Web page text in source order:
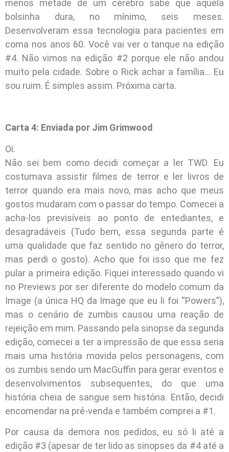
menos metade de um cérebro sabe que aquela
bolsinha dura, no mínimo, seis meses.
Desenvolveram essa tecnologia para pacientes em
coma nos anos 60. Você vai ver o tanque na edição
#4. Não vimos na edição #2 porque ele não andou
muito pela cidade. Sobre o Rick achar a família… Eu
sou ruim. É simples assim. Próxima carta.
Carta 4: Enviada por Jim Grimwood
Oi.
Não sei bem como decidi começar a ler TWD. Eu
costumava assistir filmes de terror e ler livros de
terror quando era mais novo, mas acho que meus
gostos mudaram com o passar do tempo. Comecei a
acha-los previsíveis ao ponto de entediantes, e
desagradáveis (Tudo bem, essa segunda parte é
uma qualidade que faz sentido no gênero do terror,
mas perdi o gosto). Acho que foi isso que me fez
pular a primeira edição. Fiquei interessado quando vi
no Previews por ser diferente do modelo comum da
Image (a única HQ da Image que eu li foi “Powers”),
mas o cenário de zumbis causou uma reação de
rejeição em mim. Passando pela sinopse da segunda
edição, comecei a ter a impressão de que essa seria
mais uma história movida pelos personagens, com
os zumbis sendo um MacGuffin para gerar eventos e
desenvolvimentos subsequentes, do que uma
história cheia de sangue sem história. Então, decidi
encomendar na pré-venda e também comprei a #1.
Por causa da demora nos pedidos, eu só li até a
edição #3 (apesar de ter lido as sinopses da #4 até a